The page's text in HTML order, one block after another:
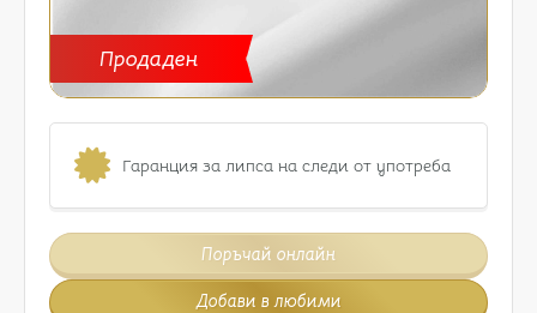
Продаден
Гаранция за липса на следи от употреба
Поръчай онлайн
Добави в любими